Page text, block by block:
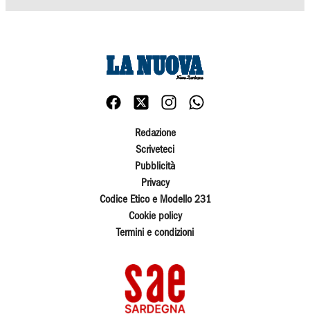
Redazione
Scriveteci
Pubblicità
Privacy
Codice Etico e Modello 231
Cookie policy
Termini e condizioni